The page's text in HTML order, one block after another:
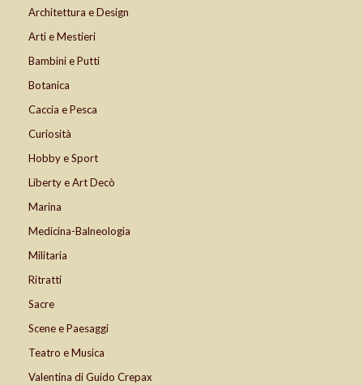
Architettura e Design
Arti e Mestieri
Bambini e Putti
Botanica
Caccia e Pesca
Curiosità
Hobby e Sport
Liberty e Art Decò
Marina
Medicina-Balneologia
Militaria
Ritratti
Sacre
Scene e Paesaggi
Teatro e Musica
Valentina di Guido Crepax